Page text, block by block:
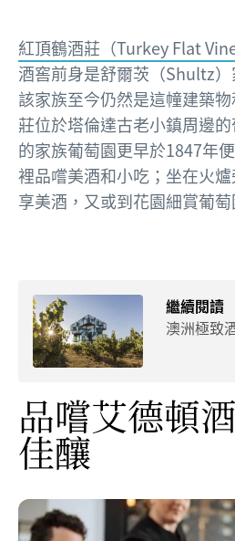
紅頂鶴酒莊（Turkey Flat
酒窖前身是舒爾茨（Shultz
該家族至今仍然是這幢建築
莊位於塔倫達古老小鎮周邊
的家族葡萄園更早於1847年
裡品嚐美酒和小吃；坐在火
享美酒，又或到花園細賞葡萄
繼續閱讀
澳洲極致
品嚐艾德頓
佳釀